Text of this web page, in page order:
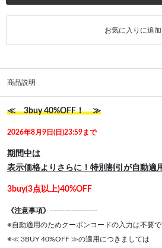
お気に入りに追加
商品説明
≪ 3buy 40%OFF！ ≫
2026年8月9日(日)23:59まで
期間中は
表示価格よりさらに！特別割引が自動適
3buy(3点以上)40%OFF
《注意事項》 --------------------
※自動適用のためクーポンコードの入力は不要で
※≪ 3BUY 40%OFF ≫の適用につきましては